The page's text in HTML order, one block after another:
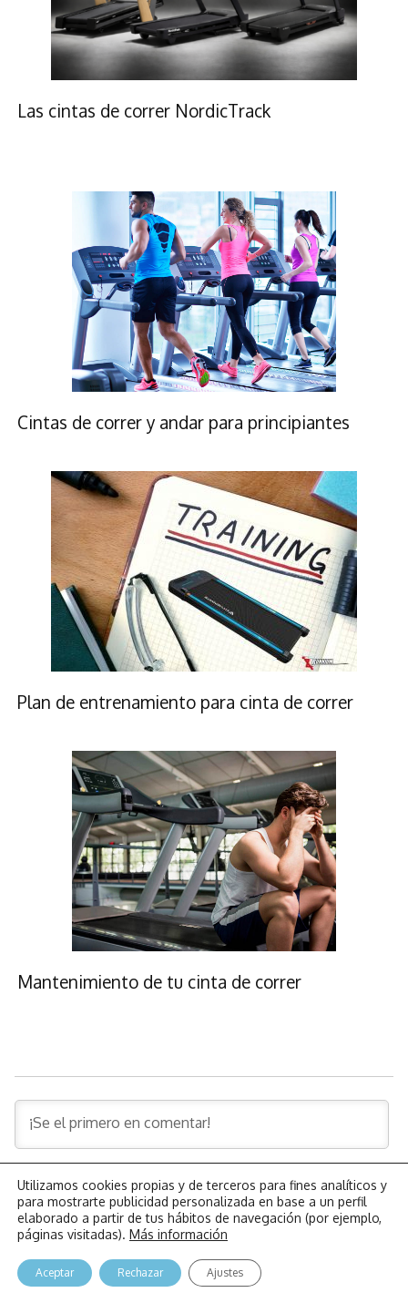
Las cintas de correr NordicTrack
Cintas de correr y andar para principiantes
Plan de entrenamiento para cinta de correr
Mantenimiento de tu cinta de correr
0COMENTARIOS
Utilizamos cookies propias y de terceros para fines analíticos y
para mostrarte publicidad personalizada en base a un perfil
elaborado a partir de tus hábitos de navegación (por ejemplo,
páginas visitadas). Más información
Aceptar Rechazar Ajustes